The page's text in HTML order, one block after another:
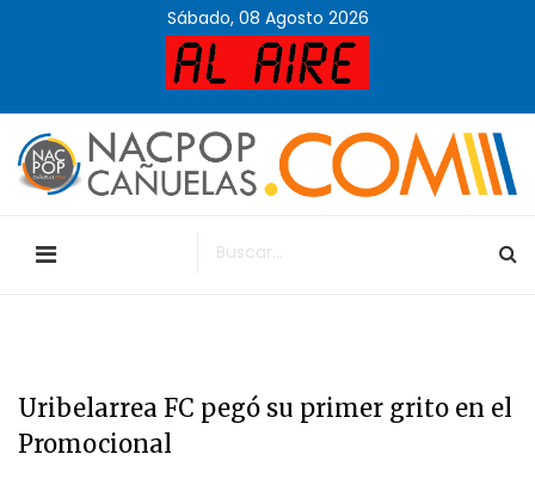
Sábado, 08 Agosto 2026
Uribelarrea FC pegó su primer grito en el
Promocional